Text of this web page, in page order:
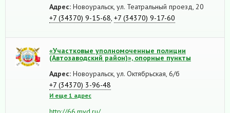
Адрес: Новоуральск, ул. Театральный проезд, 20
+7 (34370) 9-15-68 +7 (34370) 9-17-60
«Участковые уполномоченные полиции
(Автозаводский район)», опорные пункты
Адрес: Новоуральск, ул. Октябрьская, 6/б
+7 (34370) 3-96-48
И еще 1 адрес